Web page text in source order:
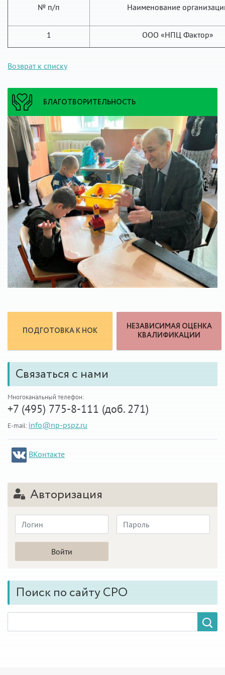
№ п/п Наименование
1 ООО «НПЦ Фактор»
Возврат к списку
БЛАГОТВОРИТЕЛЬНОСТЬ
ПОДГОТОВКА К НОК
НЕЗАВИСИМАЯ ОЦЕНКА
КВАЛИФИКАЦИИ
Связаться с нами
Многоканальный телефон:
+7 (495) 775-8-111 (доб. 271)
E-mail: info@np-pspz.ru
ВКонтакте
Авторизация
Поиск по сайту СРО